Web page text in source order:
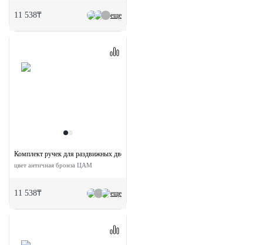
еще
11 538₸
еще
Комплект ручек для раздвижных дверей MHS150 WC AB с замком
цвет античная бронза ЦАМ
11 538₸